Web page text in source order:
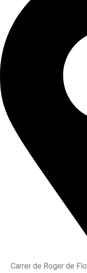
Carrer de Roger de